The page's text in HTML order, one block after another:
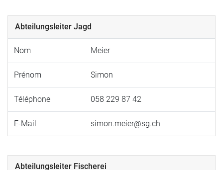
Abteilungsleiter Jagd
Nom Meier
Prénom Simon
Téléphone 058 229 87 42
E-Mail simon.meier@sg.ch
Abteilungsleiter Fischerei